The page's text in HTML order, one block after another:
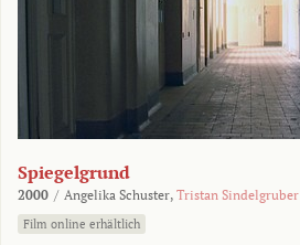
Spiegelgrund
2000 / Angelika Schuster, Tristan Sindelgruber
Film online erhältlich